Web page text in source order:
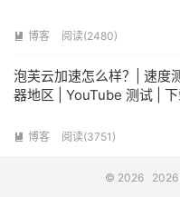
 博客 阅读(2480)
泡芙云加速怎么样？| 速度
器地区 | YouTube 测试 |
 博客 阅读(3751)
© 2026 2026